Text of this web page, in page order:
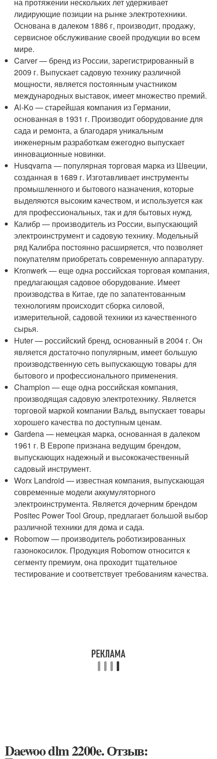
лидирующие позиции на рынке электротехники.
Основана в далеком 1886 г, производит, продажу,
сервисное обслуживание своей продукции во всем
мире.
Carver — бренд из России, зарегистрированный в
2009 г. Выпускает садовую технику различной
мощности, является постоянным участником
международных выставок, имеет множество премий.
Al-Ko — старейшая компания из Германии,
основанная в 1931 г. Производит оборудование для
сада и ремонта, а благодаря уникальным
инженерным разработкам ежегодно выпускает
инновационные новинки.
Husqvarna — популярная торговая марка из Швеции,
созданная в 1689 г. Изготавливает инструменты
промышленного и бытового назначения, которые
выделяются высоким качеством, и используется как
для профессиональных, так и для бытовых нужд.
Калибр — производитель из России, выпускающий
электроинструмент и садовую технику. Модельный
ряд Калибра постоянно расширяется, что позволяет
покупателям приобретать современную аппаратуру.
Kronwerk — еще одна российская торговая компания,
предлагающая садовое оборудование. Имеет
производства в Китае, где по запатентованным
технологиям происходит сборка силовой,
измерительной, садовой техники из качественного
сырья.
Huter — российский бренд, основанный в 2004 г. Он
является достаточно популярным, имеет большую
производственную сеть выпускающую товары для
бытового и профессионального применения.
Champion — еще одна российская компания,
производящая садовую электротехнику. Является
торговой маркой компании Вальд, выпускает товары
хорошего качества по доступным ценам.
Gardena — немецкая марка, основанная в далеком
1961 г. В Европе признана ведущим брендом,
выпускающих надежный и высококачественный
садовый инструмент.
Worx Landroid — известная компания, выпускающая
современные модели аккумуляторного
электроинструмента. Является дочерним брендом
Positec Power Tool Group, предлагает большой выбор
различной техники для дома и сада.
Robomow — производитель роботизированных
газонокосилок. Продукция Robomow относится к
сегменту премиум, она проходит тщательное
тестирование и соответствует требованиям качества.
Daewoo dlm 2200e. Отзыв: